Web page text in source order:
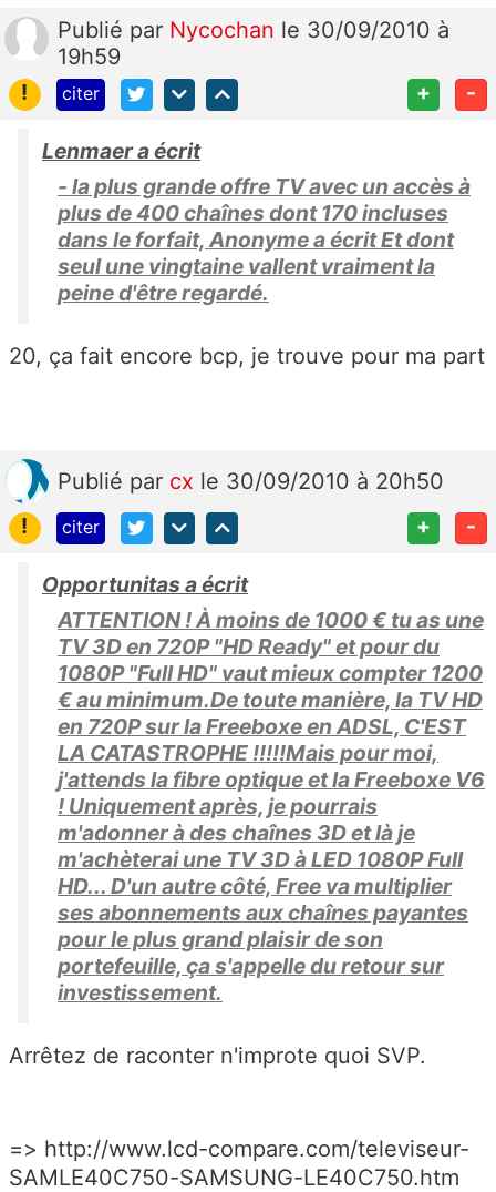
Publié par Nycochan le 30/09/2010 à
19h59
!
citer + -
Lenmaer a écrit
- la plus grande offre TV avec un accès à
plus de 400 chaînes dont 170 incluses
dans le forfait, Anonyme a écrit Et dont
seul une vingtaine vallent vraiment la
peine d'être regardé.
20, ça fait encore bcp, je trouve pour ma part
Publié par cx le 30/09/2010 à 20h50
!
citer + -
Opportunitas a écrit
ATTENTION ! À moins de 1000 € tu as une
TV 3D en 720P "HD Ready" et pour du
1080P "Full HD" vaut mieux compter 1200
€ au minimum.De toute manière, la TV HD
en 720P sur la Freeboxe en ADSL, C'EST
LA CATASTROPHE !!!!!Mais pour moi,
j'attends la fibre optique et la Freeboxe V6
! Uniquement après, je pourrais
m'adonner à des chaînes 3D et là je
m'achèterai une TV 3D à LED 1080P Full
HD... D'un autre côté, Free va multiplier
ses abonnements aux chaînes payantes
pour le plus grand plaisir de son
portefeuille, ça s'appelle du retour sur
investissement.
Arrêtez de raconter n'improte quoi SVP.
=> http://www.lcd-compare.com/televiseur-
SAMLE40C750-SAMSUNG-LE40C750.htm